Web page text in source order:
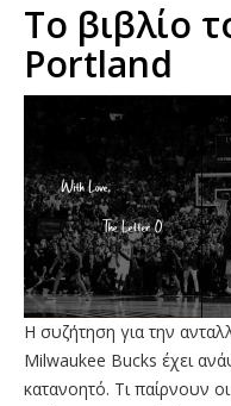
Το βιβλίο
Portland
Η συζήτηση για την
Milwaukee Bucks έχει
κατανοητό. Τι παίρνουν